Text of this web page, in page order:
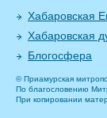
Хабаровская
Хабаровская
Блогосфера
© Приамурская
По благословению
При копировании